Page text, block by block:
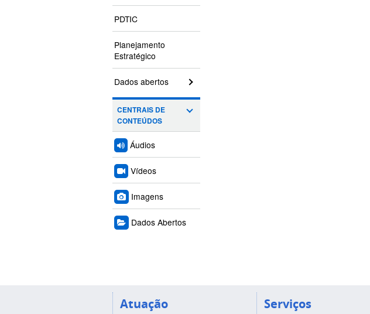
PDTIC
Planejamento
Estratégico
Dados abertos
CENTRAIS DE
CONTEÚDOS
Áudios
Vídeos
Imagens
Dados Abertos
Atuação Serviços